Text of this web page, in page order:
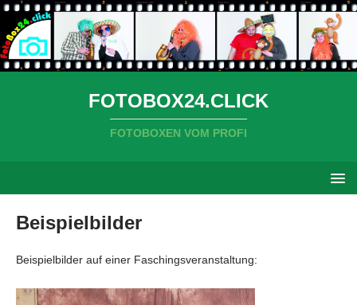
FOTOBOX24.CLICK
FOTOBOXEN VOM PROFI
Beispielbilder
Beispielbilder auf einer Faschingsveranstaltung: